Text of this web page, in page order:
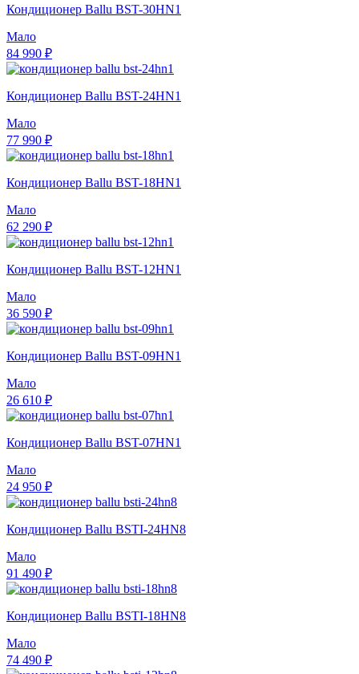
Кондиционер Ballu BST-30HN1
Мало
84 990 ₽
Кондиционер Ballu BST-24HN1
Мало
77 990 ₽
Кондиционер Ballu BST-18HN1
Мало
62 290 ₽
Кондиционер Ballu BST-12HN1
Мало
36 590 ₽
Кондиционер Ballu BST-09HN1
Мало
26 610 ₽
Кондиционер Ballu BST-07HN1
Мало
24 950 ₽
Кондиционер Ballu BSTI-24HN8
Мало
91 490 ₽
Кондиционер Ballu BSTI-18HN8
Мало
74 490 ₽